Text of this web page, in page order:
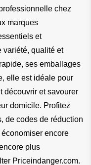
chez
marques
et
variété, qualité et
ses emballages
elle est idéale pour
découvrir et savourer
domicile. Profitez
de codes de réduction
encore
plus
Priceindanger.com.